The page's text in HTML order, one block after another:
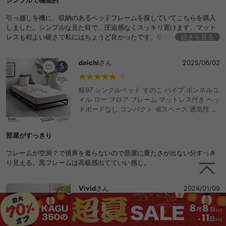
引っ越しを機に、収納のあるベッドフレームを探していてこちらを購入
しました。シンプルな見た目で、圧迫感なくスッキリ置けます。マット
レスも程よい硬さで私にはちょうど良かったです。収納も大容量でたく
続きを見る
daichiさん
2025/06/02
5
幅97 シングルベッド すのこ パイプ ボンネルコ
イル ロー フロア フレーム マットレス付き ヘッ
ドボードなし コンパクト 省スペース 通気性 シ
部屋がすっきり
フレームが空洞？で視界を遮らないので部屋に重たさが出ない分すっき
り見える。黒フレームは高級感出てていい感じ。
Vividさん
2024/01/09
5
幅46 チェア DSW 椅子 ダイニング スツール オ